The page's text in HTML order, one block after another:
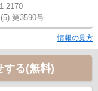
2170
第3590号
情報の見方
する(無料)